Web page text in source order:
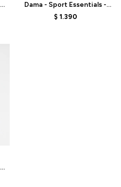
Dama - Sport Essentials -
WT41222EPU - ELD
$ 1.390